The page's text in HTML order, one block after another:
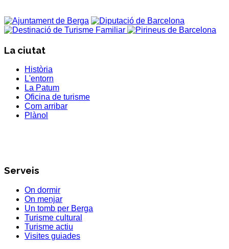
La ciutat
Història
L'entorn
La Patum
Oficina de turisme
Com arribar
Plànol
Serveis
On dormir
On menjar
Un tomb per Berga
Turisme cultural
Turisme actiu
Visites guiades